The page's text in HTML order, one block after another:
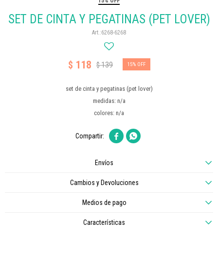
SET DE CINTA Y PEGATINAS (PET LOVER)
6268-6268
$ 118 $139 15
set de cinta y pegatinas (pet lover)
medidas: n/a
colores: n/a
 
Envíos
Cambios y Devoluciones
Medios de pago
Características